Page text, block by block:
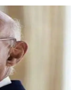
هذه مفاتيح
“عدو